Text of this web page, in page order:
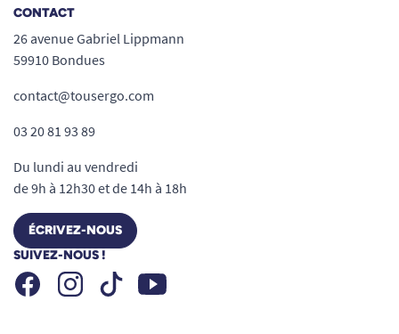
CONTACT
26 avenue Gabriel Lippmann
59910 Bondues
contact@tousergo.com
03 20 81 93 89
Du lundi au vendredi
de 9h à 12h30 et de 14h à 18h
ÉCRIVEZ-NOUS
SUIVEZ-NOUS !
FacebookInstagramTiktok Youtube